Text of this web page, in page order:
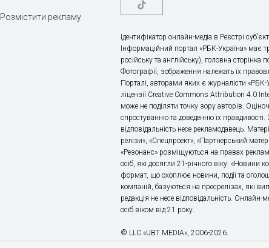
Розмістити рекламу
Ідентифікатор онлайн-медіа в Реєстрі
Інформаційний портал «РБК-Україна» має
російську та англійську), головна сторінка
Фотографії, зображення належать їх
Порталі, авторами яких є журналісти
ліцензії Creative Commons Attribution 4.0
може не поділяти точку зору авторів.
спростуванню та доведенню їх правдивості.
відповідальність несе рекламодавець.
релізи», «Спецпроект», «Партнерський
«Резонанс» розміщуються на правах
осіб, які досягли 21-річного віку. «Новини
формат, що охоплює новини, події та
компаній, базуються на пресрелізах, які
редакція не несе відповідальність.
осіб віком від 21 року.
© LLC «UBT MEDIA», 2006-2026.